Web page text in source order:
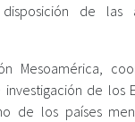
de las
Mesoamérica,
investigación de los
de los países